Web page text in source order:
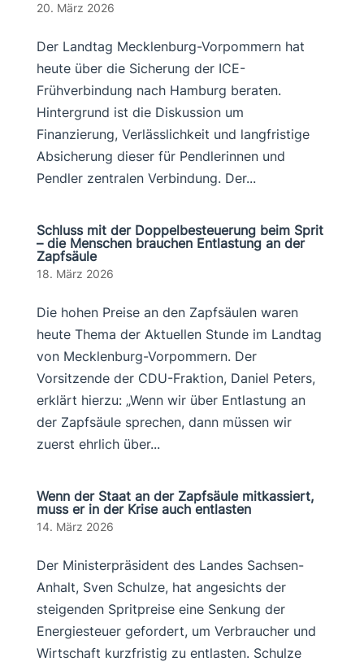
20. März 2026
Der Landtag Mecklenburg-Vorpommern hat
heute über die Sicherung der ICE-
Frühverbindung nach Hamburg beraten.
Hintergrund ist die Diskussion um
Finanzierung, Verlässlichkeit und langfristige
Absicherung dieser für Pendlerinnen und
Pendler zentralen Verbindung. Der...
Schluss mit der Doppelbesteuerung beim Sprit
– die Menschen brauchen Entlastung an der
Zapfsäule
18. März 2026
Die hohen Preise an den Zapfsäulen waren
heute Thema der Aktuellen Stunde im Landtag
von Mecklenburg-Vorpommern. Der
Vorsitzende der CDU-Fraktion, Daniel Peters,
erklärt hierzu: „Wenn wir über Entlastung an
der Zapfsäule sprechen, dann müssen wir
zuerst ehrlich über...
Wenn der Staat an der Zapfsäule mitkassiert,
muss er in der Krise auch entlasten
14. März 2026
Der Ministerpräsident des Landes Sachsen-
Anhalt, Sven Schulze, hat angesichts der
steigenden Spritpreise eine Senkung der
Energiesteuer gefordert, um Verbraucher und
Wirtschaft kurzfristig zu entlasten. Schulze